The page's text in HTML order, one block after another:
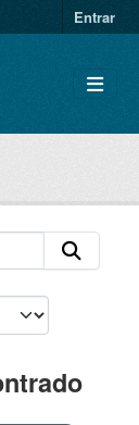
Entrar